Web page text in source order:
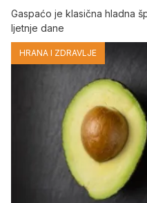
Gaspaćo je klasična hladna
ljetnje dane
HRANA I ZDRAVLJE